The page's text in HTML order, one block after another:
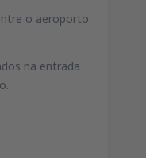
o aeroporto
na entrada